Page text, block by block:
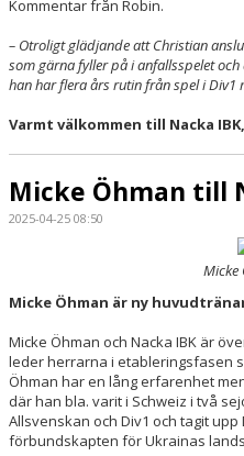
Kommentar från Robin.
– Otroligt glädjande att Christian
som gärna fyller på i anfallsspelet
han har flera års rutin från spel i Div1
Varmt välkommen till Nacka
Micke Öhman till
2025-04-25 08:50
Micke
Micke Öhman är ny
Micke Öhman och Nacka IBK är
leder herrarna i etableringsfasen
Öhman har en lång erfarenhet
där han bla. varit i Schweiz i två
Allsvenskan och Div1 och tagit upp
förbundskapten för Ukrainas